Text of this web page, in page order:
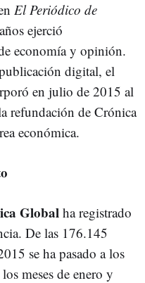
El Periódico de
ejerció
economía y opinión.
digital, el
en julio de 2015 al
refundación de Crónica
económica.
Globalha registrado
De las 176.145
se ha pasado a los
meses de enero y